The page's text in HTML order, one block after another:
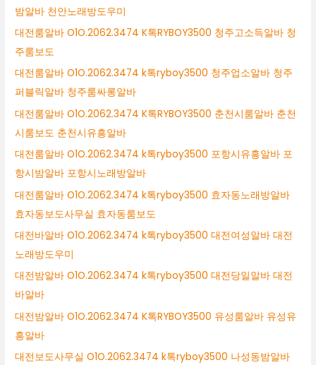
밤알바 천안노래방도우미
대전룸알바 O1O.2062.3474 K톡RYBOY3500 청주고소득알바 청
주룸보도
대전룸알바 O1O.2062.3474 k톡ryboy3500 청주업소알바 청주
퍼블릭알바 청주룸싸롱알바
대전룸알바 O1O.2062.3474 K톡RYBOY3500 춘천시룸알바 춘천
시룸보도 춘천시유흥알바
대전룸알바 O1O.2062.3474 k톡ryboy3500 포항시유흥알바 포
항시밤알바 포항시노래방알바
대전룸알바 O1O.2062.3474 k톡ryboy3500 효자동노래방알바
효자동보도사무실 효자동룸보도
대전바알바 O1O.2062.3474 k톡ryboy3500 대전여성알바 대전
노래방도우미
대전밤알바 O1O.2062.3474 k톡ryboy3500 대전당일알바 대전
바알바
대전밤알바 O1O.2062.3474 K톡RYBOY3500 유성룸알바 유성유
흥알바
대전보도사무실 O1O.2062.3474 k톡ryboy3500 나성동밤알바